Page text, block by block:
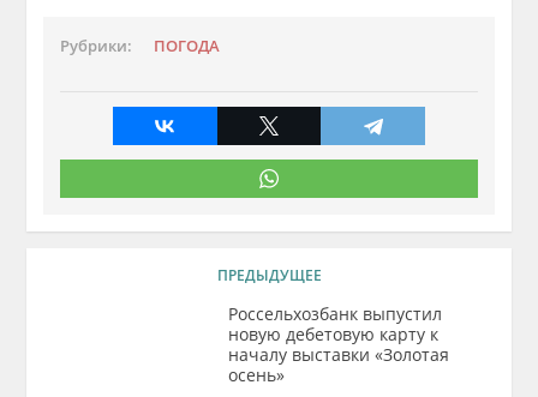
Рубрики: ПОГОДА
ПРЕДЫДУЩЕЕ
Россельхозбанк выпустил
новую дебетовую карту к
началу выставки «Золотая
осень»